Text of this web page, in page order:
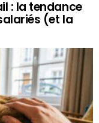
: la tendance
(et la